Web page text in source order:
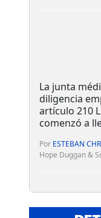
La junta
diligencia
artículo 210
comenzó a
Por ESTEBAN
Hope Duggan &